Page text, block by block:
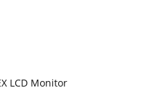
LCD Monitor